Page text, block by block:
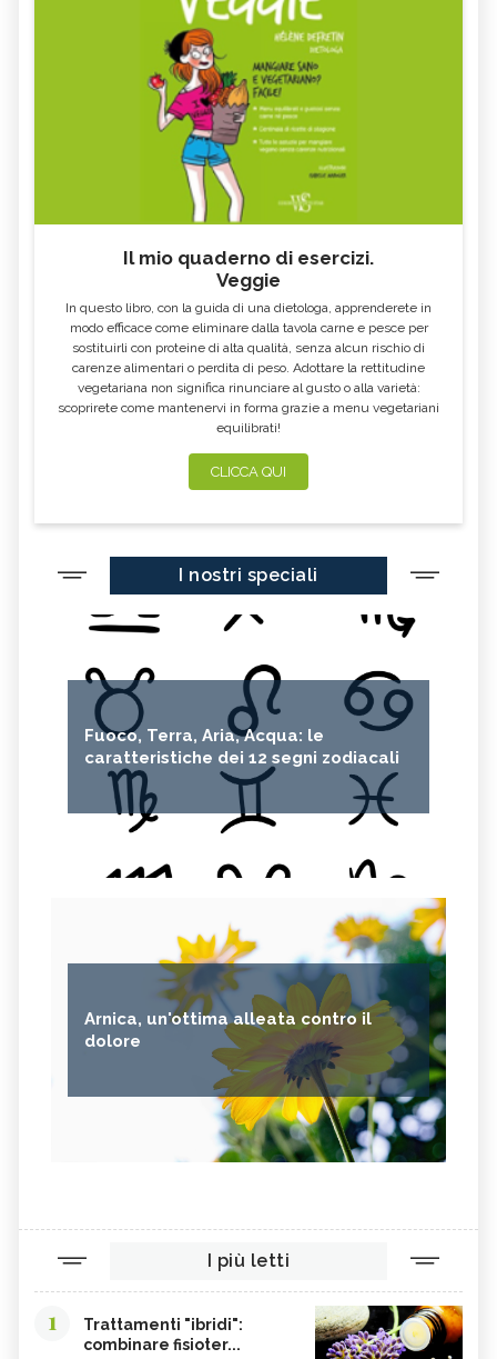
Il mio quaderno di esercizi.
Veggie
In questo libro, con la guida di una dietologa, apprenderete in
modo efficace come eliminare dalla tavola carne e pesce per
sostituirli con proteine di alta qualità, senza alcun rischio di
carenze alimentari o perdita di peso. Adottare la rettitudine
vegetariana non significa rinunciare al gusto o alla varietà:
scoprirete come mantenervi in forma grazie a menu vegetariani
equilibrati!
CLICCA QUI
I nostri speciali
Fuoco, Terra, Aria, Acqua: le
caratteristiche dei 12 segni zodiacali
Arnica, un'ottima alleata contro il
dolore
I più letti
1
Trattamenti "ibridi":
combinare fisioter...